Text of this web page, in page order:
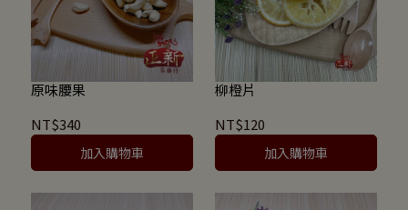
原味腰果
NT$340
加入購物車
柳橙片
NT$120
加入購物車